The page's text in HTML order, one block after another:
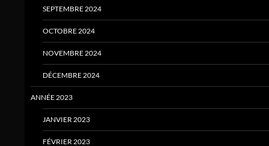
SEPTEMBRE 2024
OCTOBRE 2024
NOVEMBRE 2024
DÉCEMBRE 2024
ANNÉE 2023
JANVIER 2023
FÉVRIER 2023